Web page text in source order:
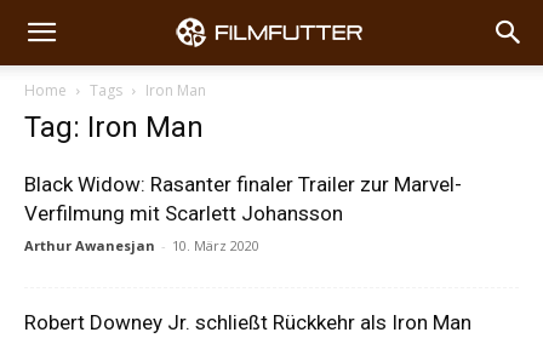
Home Tags Iron Man
Tag: Iron Man
Black Widow: Rasanter finaler Trailer zur Marvel-
Verfilmung mit Scarlett Johansson
Arthur Awanesjan - 10. März 2020
Robert Downey Jr. schließt Rückkehr als Iron Man